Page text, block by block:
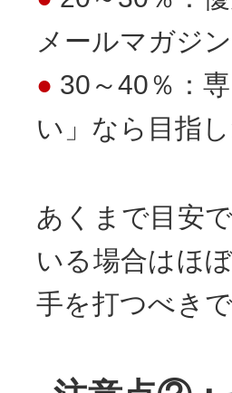
メールマガジ
30～40％：
い」なら目指
あくまで目安
いる場合はほ
手を打つべきで